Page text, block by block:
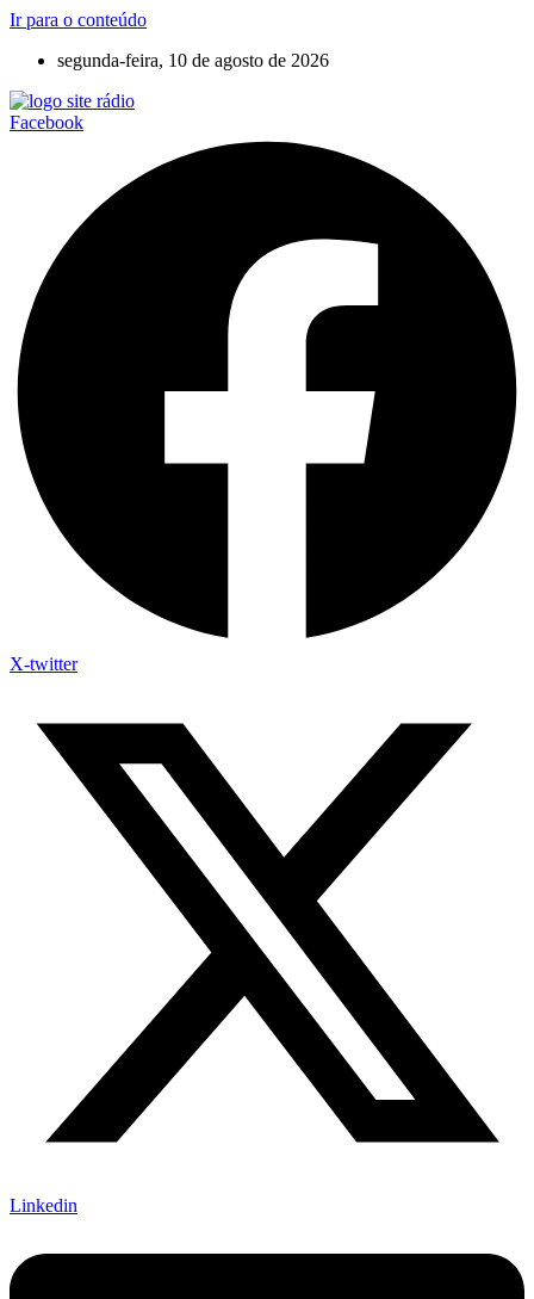
Ir para o conteúdo
segunda-feira, 10 de agosto de 2026
Facebook
X-twitter
Linkedin